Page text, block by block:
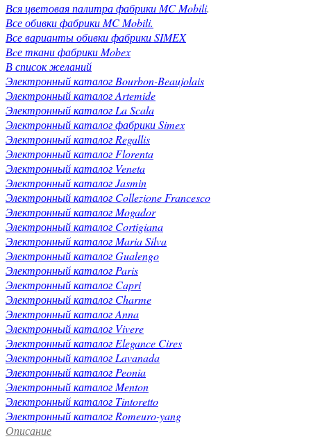
Вся цветовая палитра фабрики MC Mobili.
Все обивки фабрики MC Mobili.
Все варианты обивки фабрики SIMEX
Вcе ткани фабрики Mobex
В список желаний
Электронный каталог Bourbon-Beaujolais
Электронный каталог Artemide
Электронный каталог La Scala
Электронный каталог фабрики Simex
Электронный каталог Regallis
Электронный каталог Florenta
Электронный каталог Veneta
Электронный каталог Jasmin
Электронный каталог Collezione Francesco
Электронный каталог Mogador
Электронный каталог Cortigiana
Электронный каталог Maria Silva
Электронный каталог Gualengo
Электронный каталог Paris
Электронный каталог Capri
Электронный каталог Charme
Электронный каталог Anna
Электронный каталог Vivere
Электронный каталог Elegance Cires
Электронный каталог Lavanada
Электронный каталог Peonia
Электронный каталог Menton
Электронный каталог Tintoretto
Электронный каталог Romeuro-yang
Описание